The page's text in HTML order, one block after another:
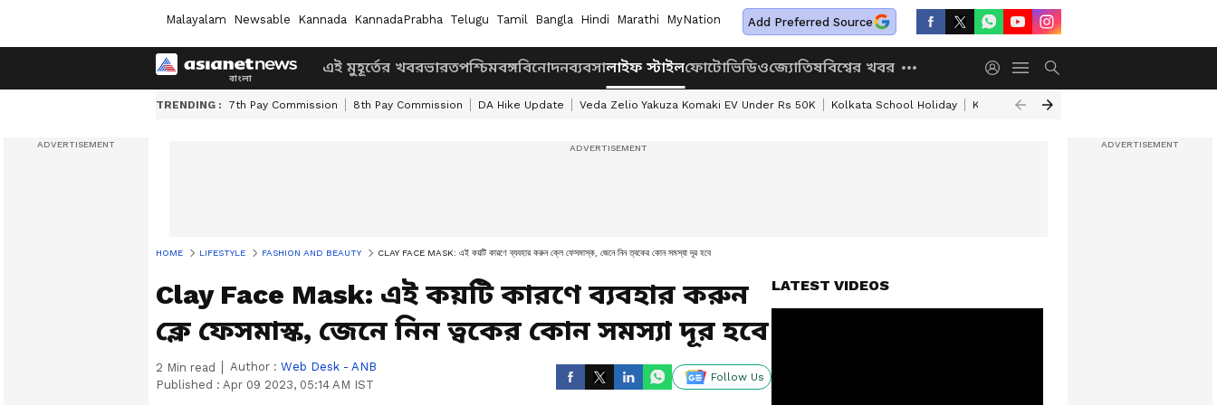
Malayalam Newsable Kannada KannadaPrabha Telugu Tamil Bangla Hindi Marathi MyNation Add Preferred Source
এই মুহূর্তের খবরভারতপশ্চিমবঙ্গবিনোদনব্যবসালাইফ স্টাইলফোটোভিডিওজ্যোতিষবিশ্বের খবর
TRENDING : 7th Pay Commission 8th Pay Commission DA Hike Update Veda Zelio Yakuza Komaki EV Under Rs 50K Kolkata School Holiday Kolkata Weather Update
HOME LIFESTYLE FASHION AND BEAUTY CLAY FACE MASK: এই কয়টি কারণে ব্যবহার করুন ক্লে ফেসমাস্ক, জেনে নিন ত্বকের কোন সমস্যা দূর হবে
Clay Face Mask: এই কয়টি কারণে ব্যবহার করুন
ক্লে ফেসমাস্ক, জেনে নিন ত্বকের কোন সমস্যা দূর হবে
2 Min read Author : Web Desk - ANB
Published : Apr 09 2023, 05:14 AM IST
Follow Us
LATEST VIDEOS